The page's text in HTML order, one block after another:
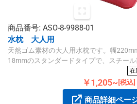
商品番号: ASO-8-9988-01
水枕 大人用
天然ゴム素材の大人用水枕です。幅
18mmのスタンダードタイプで、スチー
在
￥1,205~[税込]
商品詳細ペー